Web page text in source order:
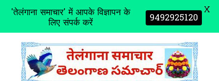
'तेलंगाना समाचार' में आपके विज्ञापन के
लिए संपर्क करें 9492925120 X